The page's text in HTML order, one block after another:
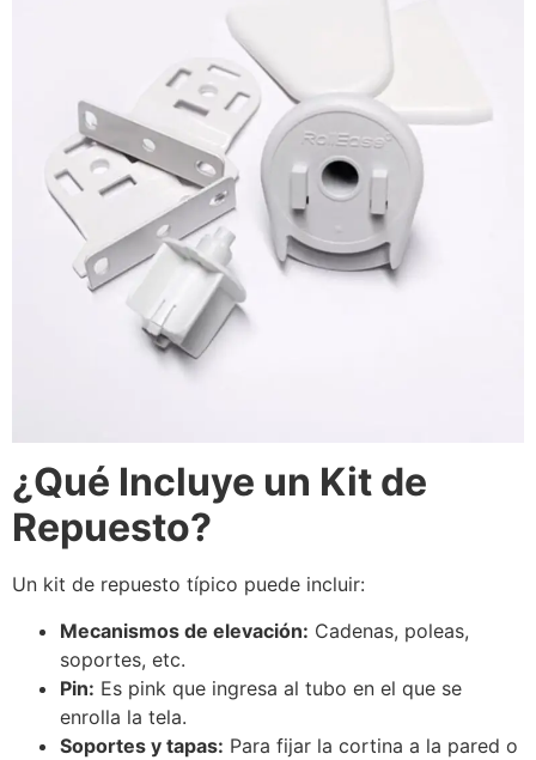
¿Qué Incluye un Kit de
Repuesto?
Un kit de repuesto típico puede incluir:
Mecanismos de elevación: Cadenas, poleas,
soportes, etc.
Pin: Es pink que ingresa al tubo en el que se
enrolla la tela.
Soportes y tapas: Para fijar la cortina a la pared o